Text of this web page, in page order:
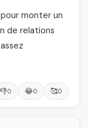
monter un
de relations
👎0 😂0 🥰0